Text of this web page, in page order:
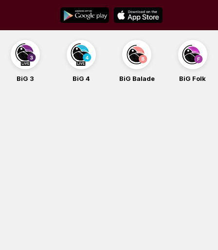
content
BiG 3 BiG 4 BiG Balade BiG Folk